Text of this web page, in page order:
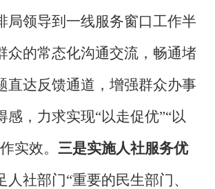
局领导到一线服务窗口工作半
众的常态化沟通交流，畅通堵
直达反馈通道，增强群众办事
感，力求实现“以走促优”“以
实效。 三是实施人社服务优
人社部门“重要的民生部门、